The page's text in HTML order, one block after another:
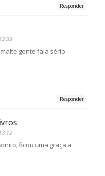
Responder
gente fala sério
Responder
ficou uma graça a